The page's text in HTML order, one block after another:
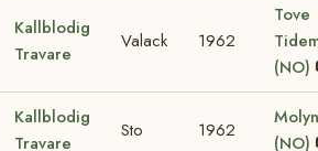
Kallblodig
Travare
Valack 1962
Tove
(NO)
Kallblodig
Travare
Sto 1962
(NO)